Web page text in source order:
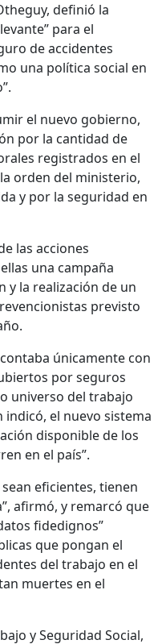
definió la
para el
de accidentes
una política social en
el nuevo gobierno,
por la cantidad de
registrados en el
orden del ministerio,
y por la seguridad en
las acciones
una campaña
y la realización de un
previsto
únicamente con
por seguros
universo del trabajo
indicó, el nuevo sistema
disponible de los
en el país”.
eficientes, tienen
afirmó, y remarcó que
fidedignos”
que pongan el
del trabajo en el
muertes en el
y Seguridad Social,